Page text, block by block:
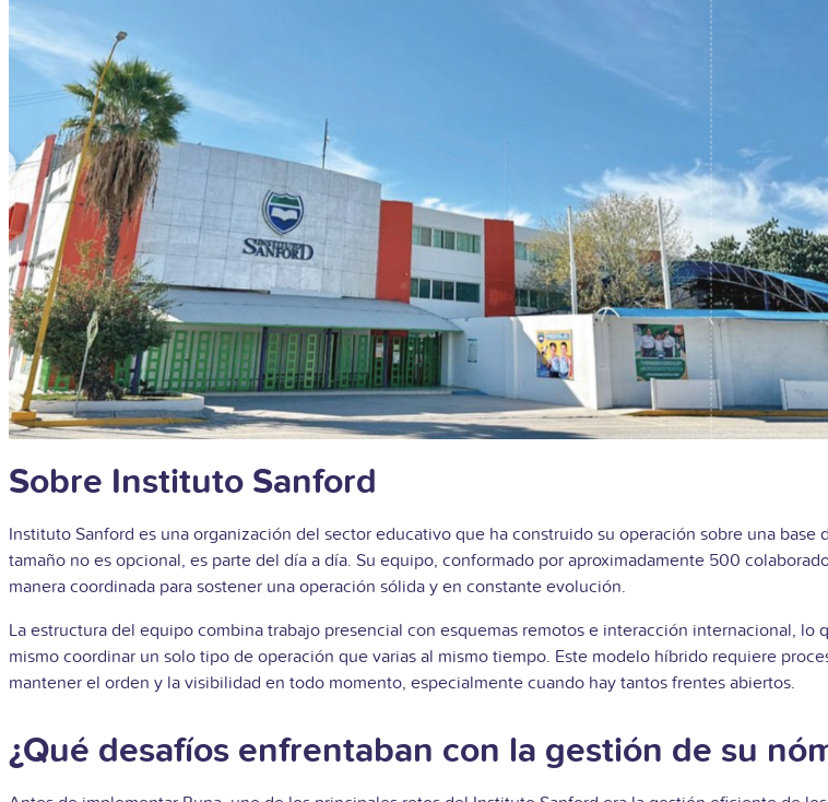
Sobre Instituto Sanford
Instituto Sanford es una organización del sector educativo que ha construido su operación sobre una
tamaño no es opcional, es parte del día a día. Su equipo, conformado por aproximadamente 500
manera coordinada para sostener una operación sólida y en constante evolución.
La estructura del equipo combina trabajo presencial con esquemas remotos e interacción internacional,
mismo coordinar un solo tipo de operación que varias al mismo tiempo. Este modelo híbrido requiere
mantener el orden y la visibilidad en todo momento, especialmente cuando hay tantos frentes abiertos.
¿Qué desafíos enfrentaban con la gestión de su